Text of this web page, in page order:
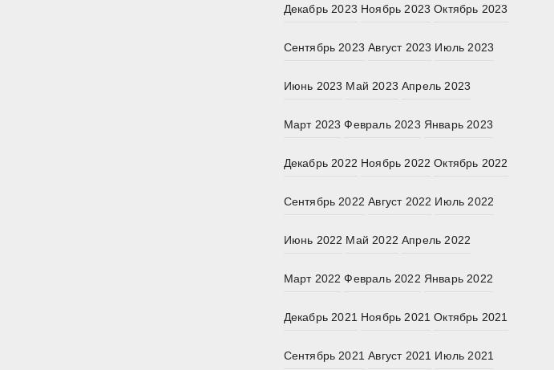
Декабрь 2023 Ноябрь 2023 Октябрь 2023
Сентябрь 2023 Август 2023 Июль 2023
Июнь 2023 Май 2023 Апрель 2023
Март 2023 Февраль 2023 Январь 2023
Декабрь 2022 Ноябрь 2022 Октябрь 2022
Сентябрь 2022 Август 2022 Июль 2022
Июнь 2022 Май 2022 Апрель 2022
Март 2022 Февраль 2022 Январь 2022
Декабрь 2021 Ноябрь 2021 Октябрь 2021
Сентябрь 2021 Август 2021 Июль 2021